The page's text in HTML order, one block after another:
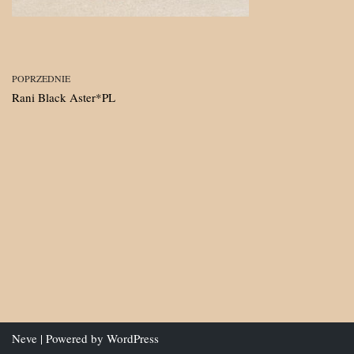
POPRZEDNIE
Rani Black Aster*PL
Neve | Powered by WordPress